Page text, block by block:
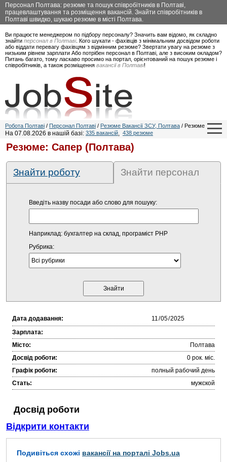
Персонал Полтава: резюме та пошук співробітників в Полтаві,
працевлаштування та розміщення вакансій. Знайти співробітників в
Полтаві швидко, шукаю резюме в місті Полтава.
Ви працюєте менеджером по підбору персоналу? Значить вам відомо, як складно
знайти персонал в Полтаві. Кого шукати - фахівців з мінімальним досвідом роботи
або віддати перевагу фахівцям з відмінним резюме? Звертати увагу на резюме з
низьким рівнем зарплати Або потрібен персонал в Полтаві, але з високим окладом?
Питань багато, тому ласкаво просимо на портал, орієнтований на пошук резюме і
співробітників, а також розміщення вакансії в Полтаві!
Робота Полтаві / Персонал Полтаві / Резюме Вакансії ЗСУ, Полтава / Резюме
На 07.08.2026 в нашій базі: 335 вакансій, 438 резюме
Резюме: Сапер (Полтава)
Знайти роботу Знайти персонал
Введіть назву посади або слово для пошуку:
Наприклад: бухгалтер на склад, програміст PHP
Рубрика:
Дата додавання:
Зарплата:
Місто:
Полтава
Досвід роботи:
0 рок. міc.
Графік роботи:
полный рабочий день
Стать:
мужской
Досвід роботи
Відкрити контакти
Подивіться схожі вакансії на порталі Jobs.ua